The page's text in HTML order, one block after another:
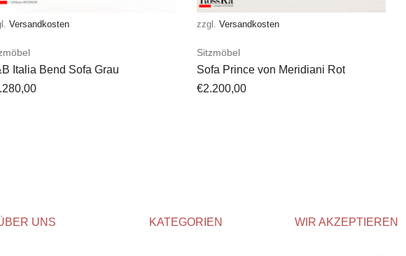
Versandkosten
Italia Bend Sofa Grau
zzgl. Versandkosten
Sitzmöbel
Sofa Prince von Meridiani Rot
€2.200,00
UNS KATEGORIEN WIR AKZEPTIEREN